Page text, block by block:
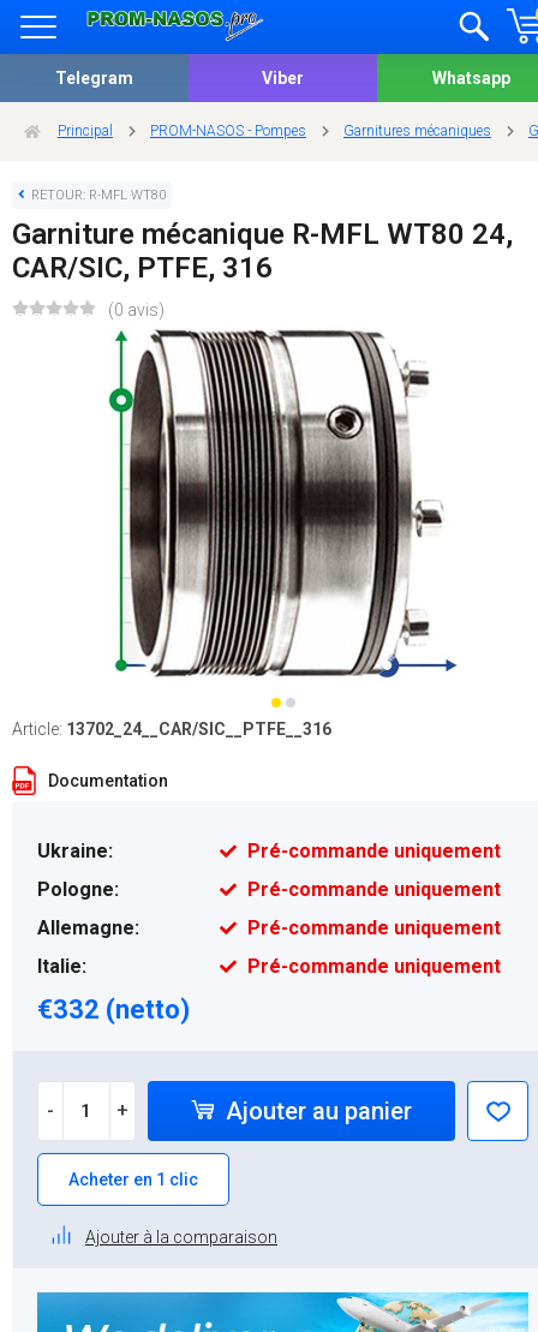
Telegram Viber Whatsapp
Principal PROM-NASOS - Pompes Garnitures mécaniques
RETOUR: R-MFL WT80
Garniture mécanique R-MFL WT80 24,
CAR/SIC, PTFE, 316
(0 avis)
Article: 13702_24__CAR/SIC__PTFE__316
Documentation
Ukraine:
Pré-commande uniquement
Pologne:
Pré-commande uniquement
Allemagne:
Pré-commande uniquement
Italie:
Pré-commande uniquement
€332 (netto)
- + Ajouter au panier
Acheter en 1 clic
Ajouter à la comparaison